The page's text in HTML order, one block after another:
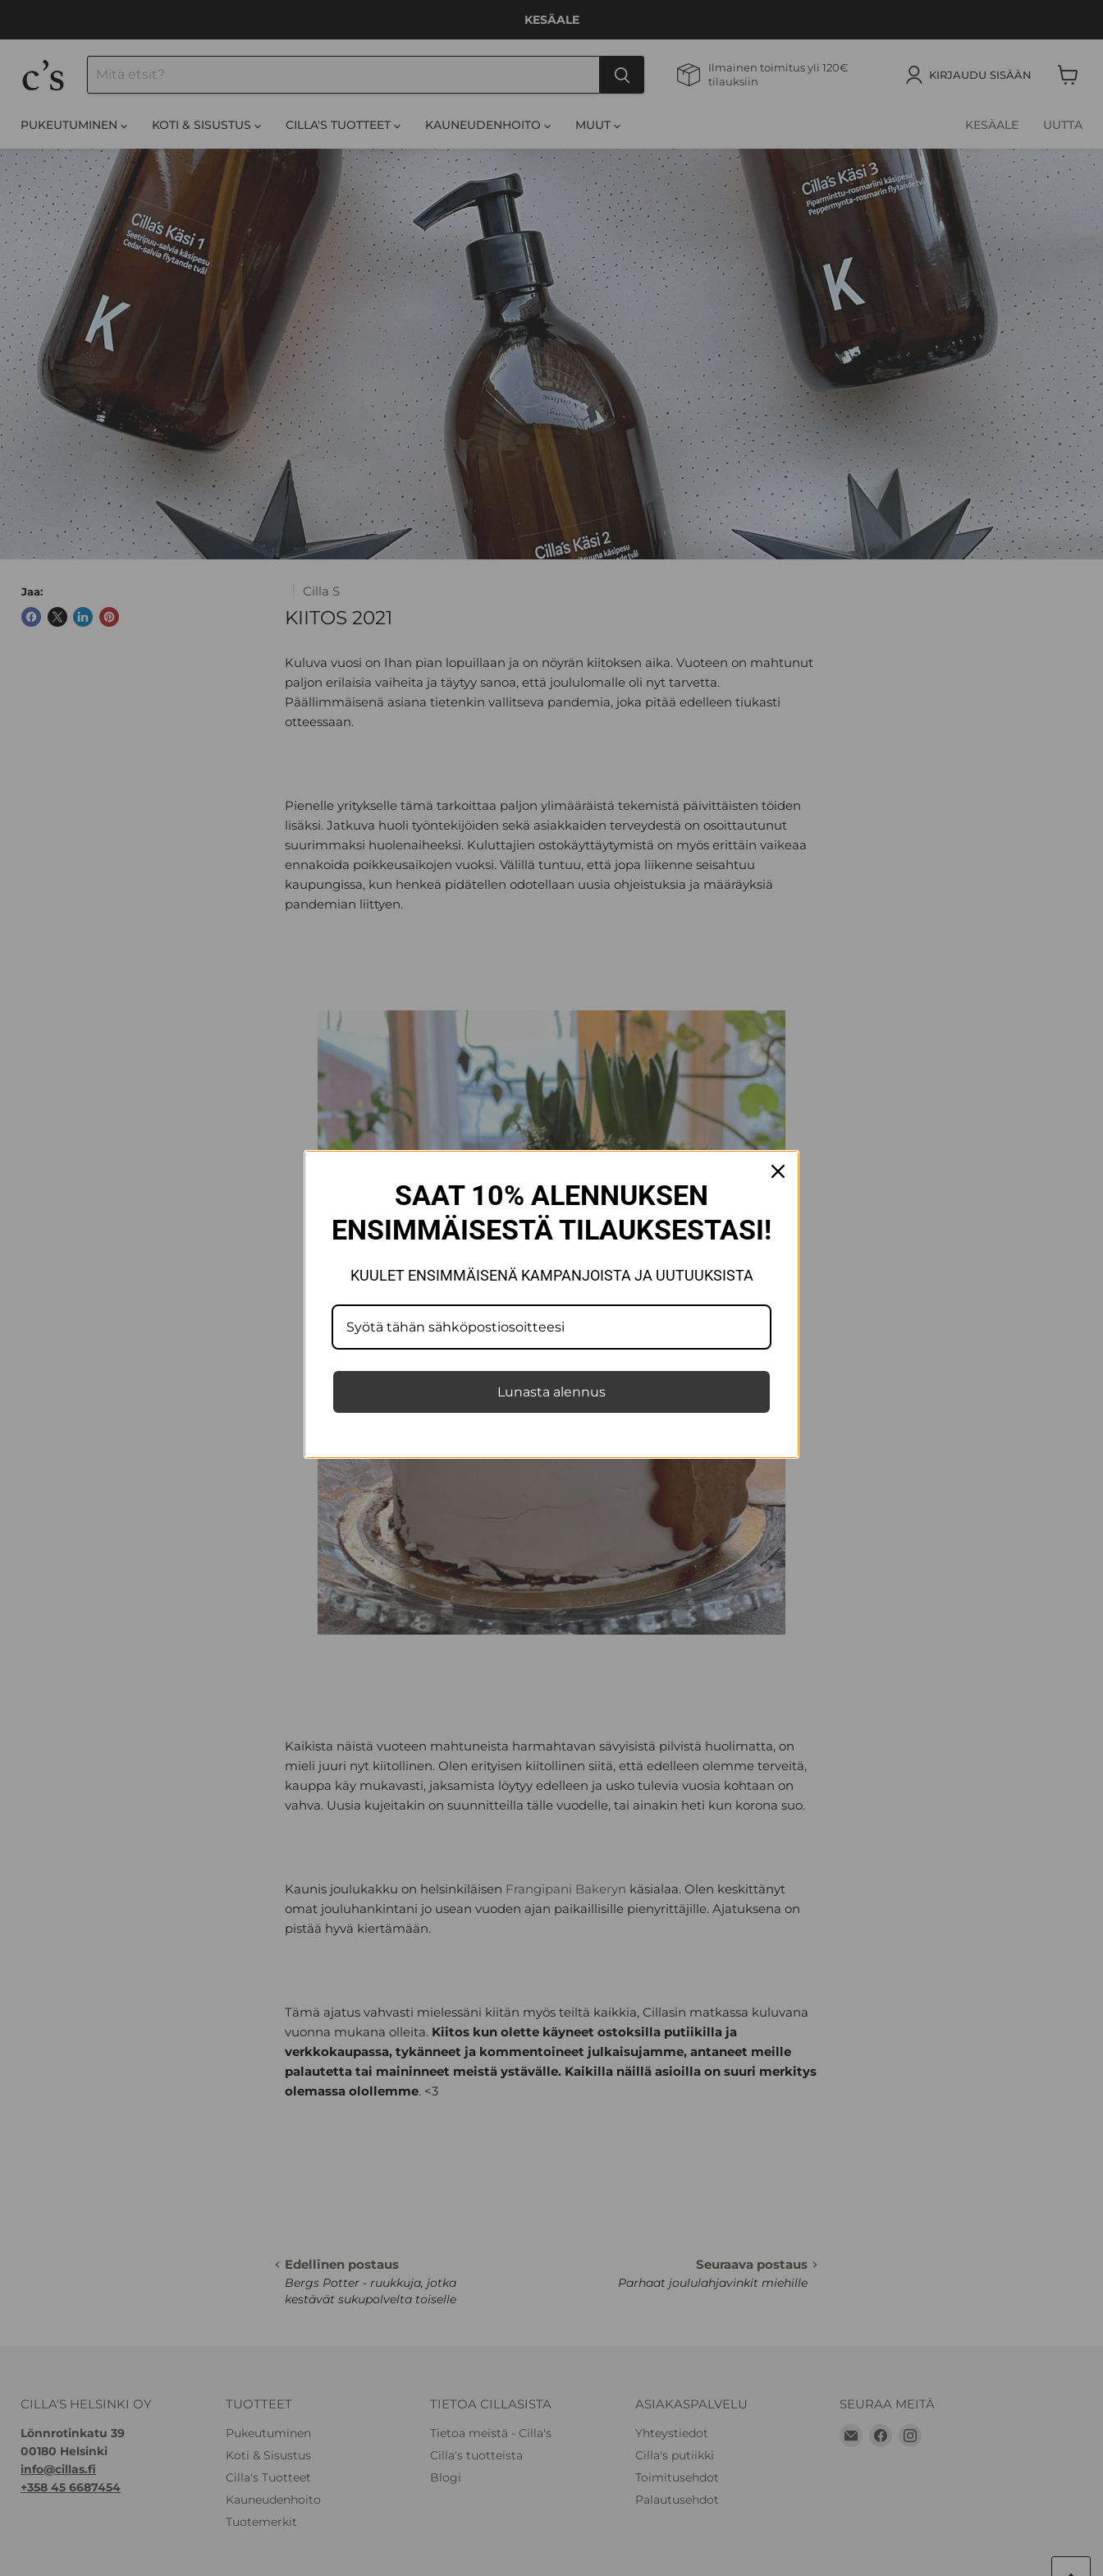
KESÄALE
Ilmainen toimitus yli 120€
tilauksiin
KIRJAUDU SISÄÄN
PUKEUTUMINEN KOTI & SISUSTUS CILLA'S TUOTTEET KAUNEUDENHOITO MUUT KESÄALE UUTTA
Jaa: Cilla S
KIITOS 2021
Kuluva vuosi on Ihan pian lopuillaan ja on nöyrän kiitoksen aika. Vuoteen on mahtunut
paljon erilaisia vaiheita ja täytyy sanoa, että joululomalle oli nyt tarvetta.
Päällimmäisenä asiana tietenkin vallitseva pandemia, joka pitää edelleen tiukasti
otteessaan.
Pienelle yritykselle tämä tarkoittaa paljon ylimääräistä tekemistä päivittäisten töiden
lisäksi. Jatkuva huoli työntekijöiden sekä asiakkaiden terveydestä on osoittautunut
suurimmaksi huolenaiheeksi. Kuluttajien ostokäyttäytymistä on myös erittäin vaikeaa
ennakoida poikkeusaikojen vuoksi. Välillä tuntuu, että jopa liikenne seisahtuu
kaupungissa, kun henkeä pidätellen odotellaan uusia ohjeistuksia ja määräyksiä
pandemian liittyen.
Kaikista näistä vuoteen mahtuneista harmahtavan sävyisistä pilvistä huolimatta, on
mieli juuri nyt kiitollinen. Olen erityisen kiitollinen siitä, että edelleen olemme terveitä,
kauppa käy mukavasti, jaksamista löytyy edelleen ja usko tulevia vuosia kohtaan on
vahva. Uusia kujeitakin on suunnitteilla tälle vuodelle, tai ainakin heti kun korona suo.
Kaunis joulukakku on helsinkiläisen Frangipani Bakeryn käsialaa. Olen keskittänyt
omat jouluhankintani jo usean vuoden ajan paikaillisille pienyrittäjille. Ajatuksena on
pistää hyvä kiertämään.
Tämä ajatus vahvasti mielessäni kiitän myös teiltä kaikkia, Cillasin matkassa kuluvana
vuonna mukana olleita. Kiitos kun olette käyneet ostoksilla putiikilla ja
verkkokaupassa, tykänneet ja kommentoineet julkaisujamme, antaneet meille
palautetta tai maininneet meistä ystävälle. Kaikilla näillä asioilla on suuri merkitys
olemassa olollemme. <3
Edellinen postaus
Bergs Potter - ruukkuja, jotka
kestävät sukupolvelta toiselle
Seuraava postaus
Parhaat joululahjavinkit miehille
CILLA'S HELSINKI OY
Lönnrotinkatu 39
00180 Helsinki
info@cillas.fi
+358 45 6687454
TUOTTEET
Pukeutuminen
Koti & Sisustus
Cilla's Tuotteet
Kauneudenhoito
Tuotemerkit
TIETOA CILLASISTA
Tietoa meistä - Cilla's
Cilla's tuotteista
Blogi
ASIAKASPALVELU
Yhteystiedot
Cilla's putiikki
Toimitusehdot
Palautusehdot
SEURAA MEITÄ
Löydä
Löydä
SAAT 10% ALENNUKSEN
ENSIMMÄISESTÄ TILAUKSESTASI!
KUULET ENSIMMÄISENÄ KAMPANJOISTA JA UUTUUKSISTA
Lunasta alennus